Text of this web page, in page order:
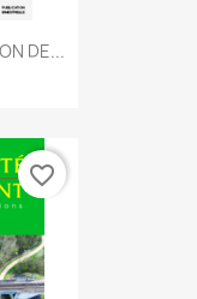
DE...
favorite_border